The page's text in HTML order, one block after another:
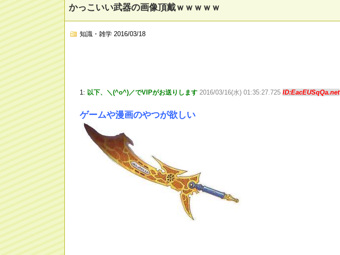
かっこいい武器の画像頂戴ｗｗｗｗｗ
知識・雑学 2016/03/18
1: 以下、＼(^o^)／でVIPがお送りします 2016/03/16(水) 01:35:27.725 ID:EacEUSqQa.net
ゲームや漫画のやつが欲しい